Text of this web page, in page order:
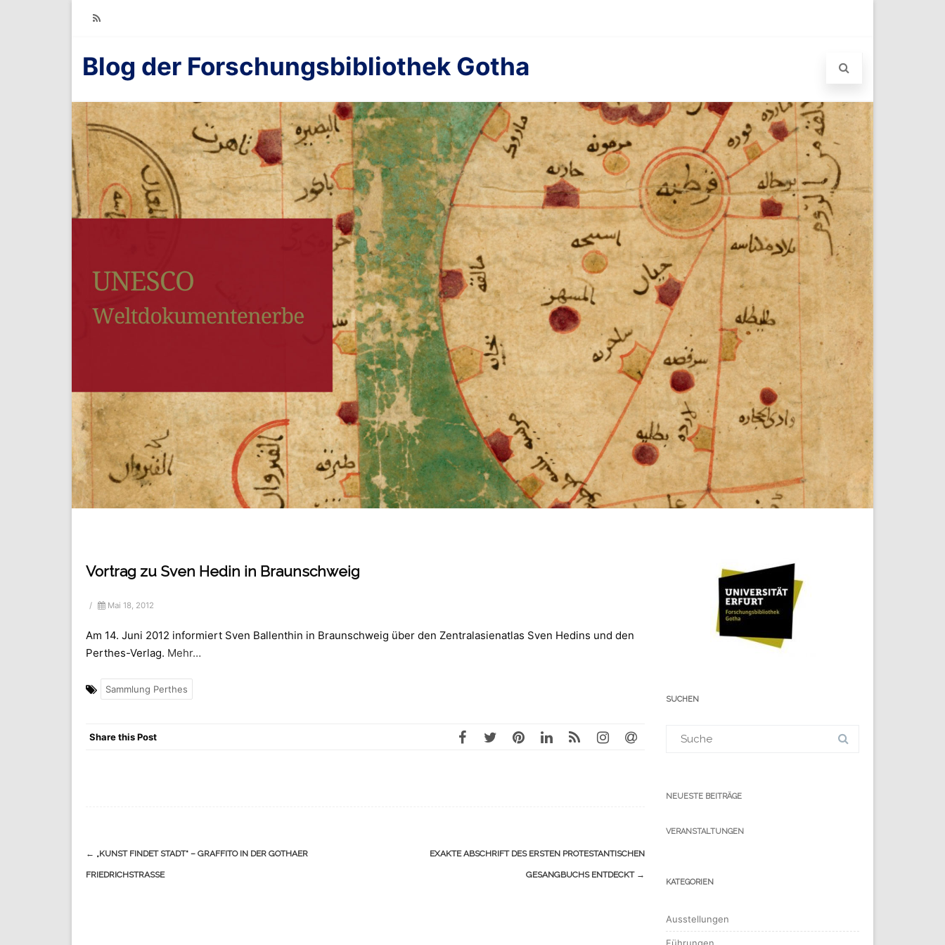
RSS
Blog der Forschungsbibliothek Gotha
Vortrag zu Sven Hedin in Braunschweig
/ Mai 18, 2012
Am 14. Juni 2012 informiert Sven Ballenthin in Braunschweig über den Zentralasienatlas Sven Hedins und den
Perthes-Verlag. Mehr…
Sammlung Perthes
Share this Post
Navigation
(Beiträge)
← „KUNST FINDET STADT“ – GRAFFITO IN DER GOTHAER
FRIEDRICHSTRASSE
EXAKTE ABSCHRIFT DES ERSTEN PROTESTANTISCHEN
GESANGBUCHS ENTDECKT →
SUCHEN
für:
NEUESTE BEITRÄGE
VERANSTALTUNGEN
KATEGORIEN
Ausstellungen
Führungen